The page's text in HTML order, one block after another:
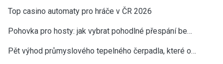
Top casino automaty pro hráče v ČR 2026
Pohovka pro hosty: jak vybrat pohodlné přespání be…
Pět výhod průmyslového tepelného čerpadla, které o…